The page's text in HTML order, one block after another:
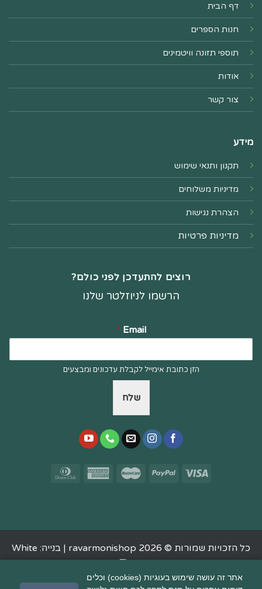
דף הבית
חנות הספרים
תוספי תזונה וויטמינים
אודות
צור קשר
מידע
תקנון ותנאי שימוש
מדיניות משלוחים
הצהרת נגישות
מדיניות פרטיות
רוצים להתעדכן לפני כולם?
הרשמו לניוזלטר שלנו
Email
*
הזן כתובת אימייל לקבלת עדכונים ומבצעים
שלח
כל הזכויות שמורות © 2026 ravarmonishop |
בנייה: White
Tiger
אתר זה עושה שימוש בעוגיות (cookies) וכלים